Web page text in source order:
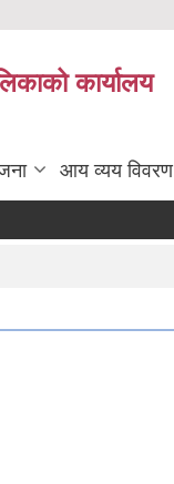
कार्यालय
आय व्यय विवरण